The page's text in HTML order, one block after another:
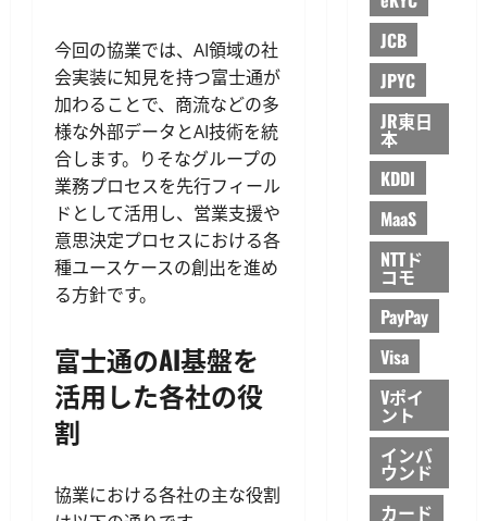
今回の協業では、AI領域の社
会実装に知見を持つ富士通が
加わることで、商流などの多
様な外部データとAI技術を統
合します。りそなグループの
業務プロセスを先行フィール
ドとして活用し、営業支援や
意思決定プロセスにおける各
種ユースケースの創出を進め
る方針です。
富士通のAI基盤を
活用した各社の役
割
協業における各社の主な役割
JCB
JPYC
JR東日
本
KDDI
MaaS
NTTド
コモ
PayPay
Visa
Vポイ
ント
インバ
ウンド
カード